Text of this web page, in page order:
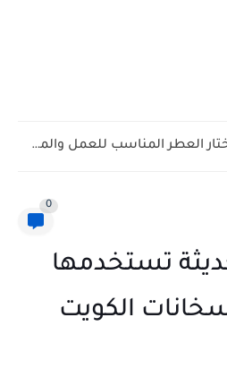
كيف تختار العطر المناسب للعمل والمناسبات الصيفية؟
0
حديثة تستخدمها
الكويت